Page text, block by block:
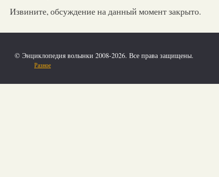
Извините, обсуждение на данный момент закрыто.
© Энциклопедия волынки 2008-2026. Все права защищены.
Разное